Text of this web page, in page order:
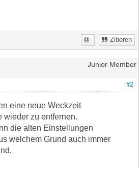
Zitieren
Junior Member
#2
eine neue Weckzeit
wieder zu entfernen.
die alten Einstellungen
welchem Grund auch immer